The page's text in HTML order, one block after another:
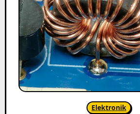
Elektronik